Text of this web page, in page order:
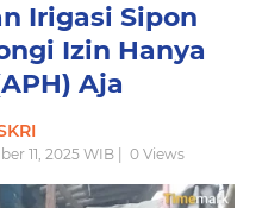
Irigasi Sipon
Izin Hanya
Aja
11, 2025 WIB | 0 Views